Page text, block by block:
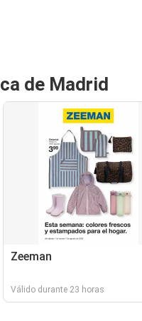
de Madrid
Zeeman
Válido durante 23 horas